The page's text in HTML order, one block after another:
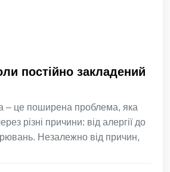
постійно закладений
– це поширена проблема, яка
різні причини: від алергії до
Незалежно від причин,